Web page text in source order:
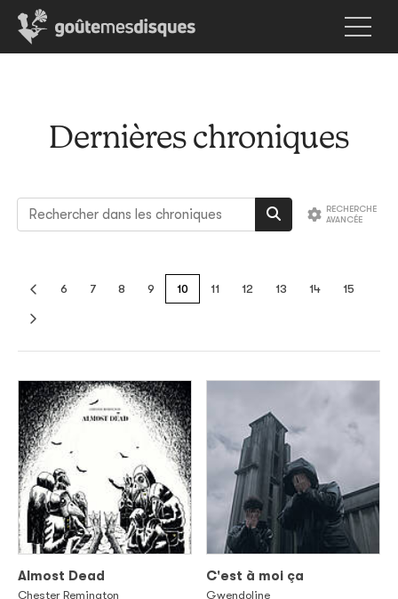
Dernières chroniques
6 7 8 9 10 11 12 13 14 15
Almost Dead
Chester Remington
C'est à moi ça
Gwendoline